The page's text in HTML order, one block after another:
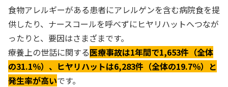
食物アレルギーがある患者にアレルゲンを含む病院食を提
供したり、ナースコールを呼べずにヒヤリハットへつなが
ったりと、要因はさまざまです。
療養上の世話に関する医療事故は1年間で1,653件（全体
の31.1％）、ヒヤリハットは6,283件（全体の19.7％）と
発生率が高いです。